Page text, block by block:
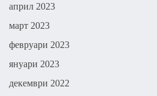
април 2023
март 2023
февруари 2023
януари 2023
декември 2022